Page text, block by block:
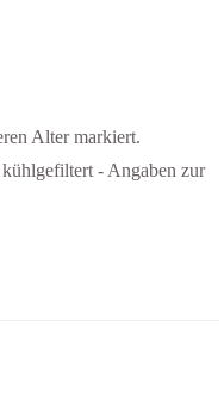
Alter markiert.
- Angaben zur